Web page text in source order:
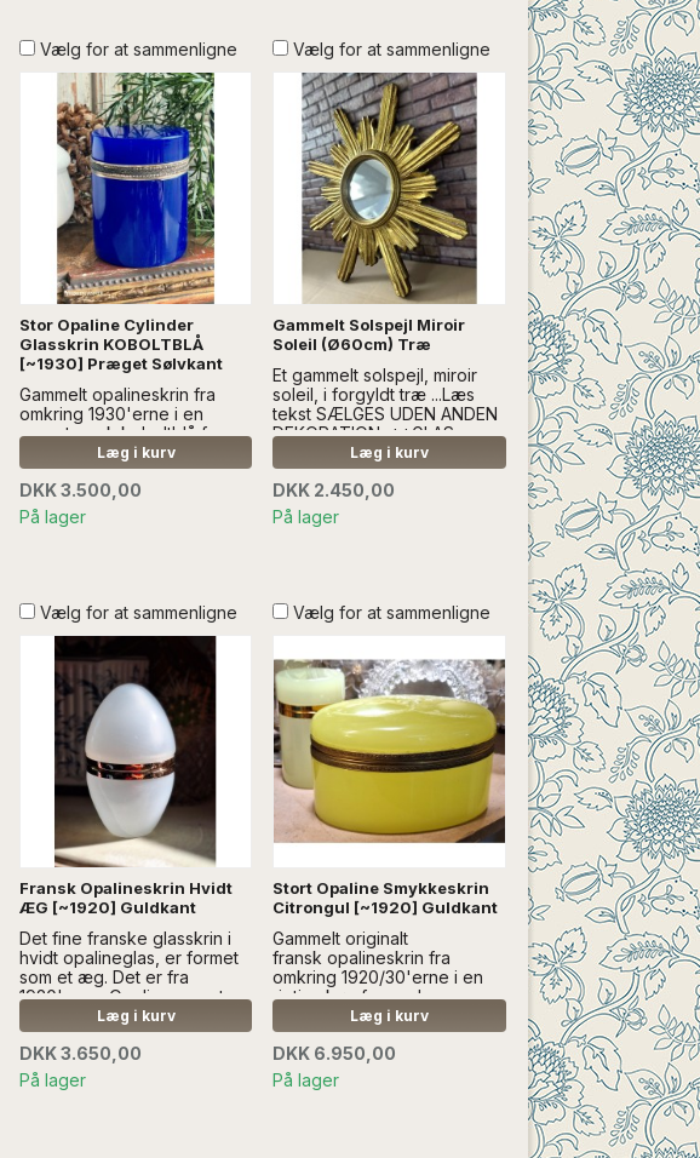
Vælg for at sammenligne
Stor Opaline Cylinder
Glasskrin KOBOLTBLÅ
[~1930] Præget Sølvkant
Gammelt opalineskrin fra
omkring 1930'erne i en
meget smuk koboltblå farve.
Opalineskrinet har en
præget sølvkant...Læs mere
SÆLGES UDEN ANDEN
DEKORATION
Læg i kurv
DKK 3.500,00
På lager
Vælg for at sammenligne
Gammelt Solspejl Miroir
Soleil (Ø60cm) Træ
Et gammelt solspejl, miroir
soleil, i forgyldt træ ...Læs
tekst SÆLGES UDEN ANDEN
DEKORATION **GLAS
sendes ikke med andre
varer.
Læg i kurv
DKK 2.450,00
På lager
Vælg for at sammenligne
Fransk Opalineskrin Hvidt
ÆG [~1920] Guldkant
Det fine franske glasskrin i
hvidt opalineglas, er formet
som et æg. Det er fra
1920'erne. Opalineægget
har en glat guld-kant...Læs
mere SÆLGES UDEN ANDEN
DEKORATION
Læg i kurv
DKK 3.650,00
På lager
Vælg for at sammenligne
Stort Opaline Smykkeskrin
Citrongul [~1920] Guldkant
Gammelt originalt
fransk opalineskrin fra
omkring 1920/30'erne i en
rigtig skøn farve....Læs mere
SÆLGES UDEN ANDEN
DEKORATION
Læg i kurv
DKK 6.950,00
På lager